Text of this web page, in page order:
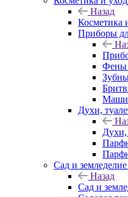
Назад
Косметика
Приборы
Фены
Духи,
Духи,
Сад и земледелие
Назад
Сад и